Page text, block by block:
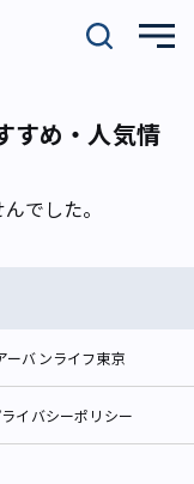
すめ・人気情
でした。
ーバンライフ東京
イバシーポリシー